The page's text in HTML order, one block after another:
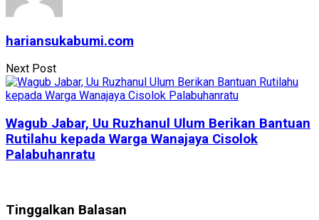
hariansukabumi.com
Next Post
Wagub Jabar, Uu Ruzhanul Ulum Berikan Bantuan
Rutilahu kepada Warga Wanajaya Cisolok
Palabuhanratu
Tinggalkan Balasan